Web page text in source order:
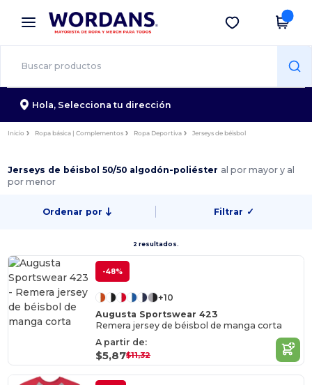
× App de Wordans
¡Mejores precios en app!
Descargar app
Hola, Selecciona tu dirección
Inicio Ropa básica | Complementos Ropa Deportiva Jerseys de béisbol
Jerseys de béisbol 50/50 algodón-poliéster al por mayor y al
por menor
Ordenar por Filtrar ✓
2 resultados.
-48%
+10
Augusta Sportswear 423
Remera jersey de béisbol de manga corta
A partir de:
$5,87$11,32